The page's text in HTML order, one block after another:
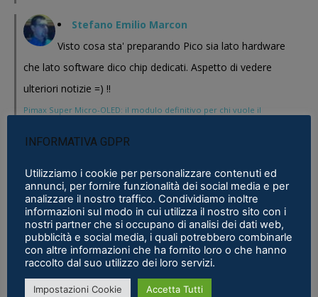
Stefano Emilio Marcon
Visto cosa sta' preparando Pico sia lato hardware
che lato software dico chip dedicati. Aspetto di vedere
ulteriori notizie =) !!
Pimax Super Micro-OLED: il modulo definitivo per chi vuole il
Vediamo cosa mi realizzeranno in questi anni , Play
for Dream al CES 2026 ha presentato un bel modello chissa'
magari Pico se ne esce con un prodotto a buon prezzo . In
sostanza i prodotti cinesi...
Meta Phoenix: Trovato riferimento all'interno dell'ultimo firmware per
Quest - VR ITALIA ·25 February 2026
INFORMATIVA GDPR
Utilizziamo i cookie per personalizzare contenuti ed
annunci, per fornire funzionalità dei social media e per
analizzare il nostro traffico. Condividiamo inoltre
informazioni sul modo in cui utilizza il nostro sito con i
nostri partner che si occupano di analisi dei dati web,
pubblicità e social media, i quali potrebbero combinarle
con altre informazioni che ha fornito loro o che hanno
raccolto dal suo utilizzo dei loro servizi.
Impostazioni Cookie Accetta Tutti